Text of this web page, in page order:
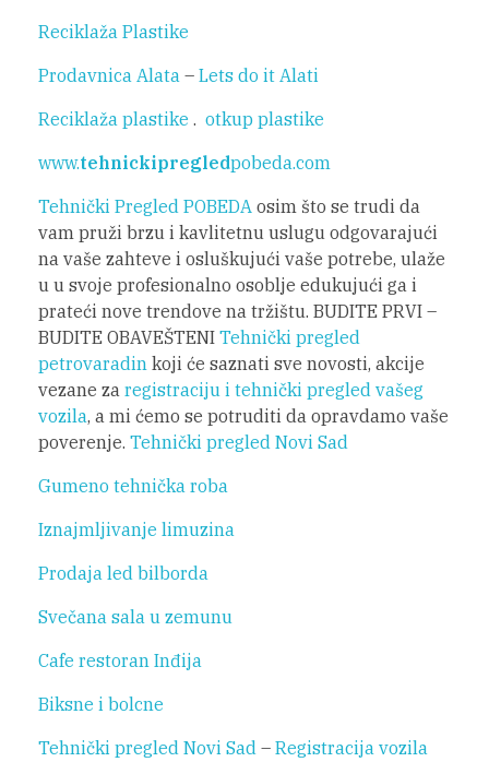
Reciklaža Plastike
Prodavnica Alata – Lets do it Alati
Reciklaža plastike . otkup plastike
www.tehnickipregledpobeda.com
Tehnički Pregled POBEDA osim što se trudi da
vam pruži brzu i kavlitetnu uslugu odgovarajući
na vaše zahteve i osluškujući vaše potrebe, ulaže
u u svoje profesionalno osoblje edukujući ga i
prateći nove trendove na tržištu. BUDITE PRVI –
BUDITE OBAVEŠTENI Tehnički pregled
petrovaradin koji će saznati sve novosti, akcije
vezane za registraciju i tehnički pregled vašeg
vozila, a mi ćemo se potruditi da opravdamo vaše
poverenje. Tehnički pregled Novi Sad
Gumeno tehnička roba
Iznajmljivanje limuzina
Prodaja led bilborda
Svečana sala u zemunu
Cafe restoran Inđija
Biksne i bolcne
Tehnički pregled Novi Sad – Registracija vozila